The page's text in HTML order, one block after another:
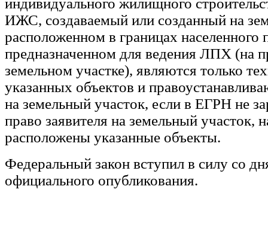
индивидуального жилищного
ИЖС, создаваемый или созданный на
расположенном в границах населенного
предназначенном для ведения ЛПХ (на
земельном участке), являются только
указанных объектов и
на земельный участок, если в ЕГРН не
право заявителя на земельный участок,
расположены указанные объекты.
Федеральный закон вступил в силу со
официального опубликования.